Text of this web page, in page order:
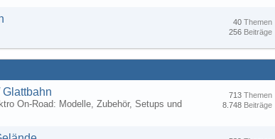
Themen
40
Beiträge
256
Glattbahn
On-Road: Modelle, Zubehör, Setups und
Themen
713
Beiträge
8.748